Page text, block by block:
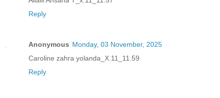
Reply
Anonymous Monday, 03 November, 2025
Caroline zahra yolanda_X.11_11.59
Reply